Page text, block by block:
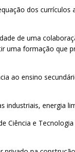
dos currículos
de uma
uma formação
ao ensino
industriais, energia
e